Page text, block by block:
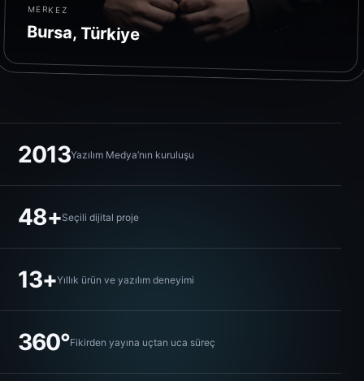
MERKEZ
Bursa, Türkiye
2013Yazılım Medya’nın kuruluşu
48+Seçili dijital proje
13+Yıllık ürün ve yazılım deneyimi
360°Fikirden yayına uçtan uca süreç